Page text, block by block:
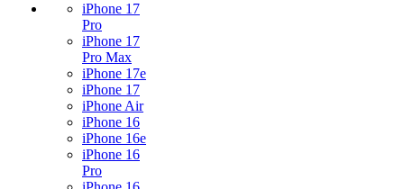
iPhone 17
Pro
iPhone 17
Pro Max
iPhone 17e
iPhone 17
iPhone Air
iPhone 16
iPhone 16e
iPhone 16
Pro